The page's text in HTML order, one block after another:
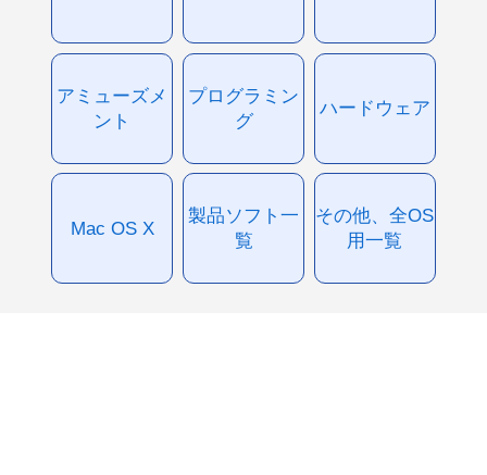
アミューズメ
ント
プログラミン
グ
ハードウェア
Mac OS X
製品ソフト一
覧
その他、全OS
用一覧